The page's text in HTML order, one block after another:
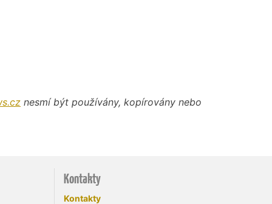
nesmí být používány, kopírovány nebo
Kontakty
Kontakty